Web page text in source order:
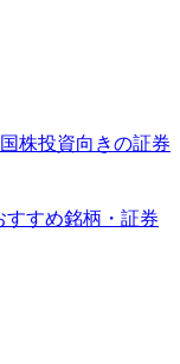
株投資向きの証券
すめ銘柄・証券